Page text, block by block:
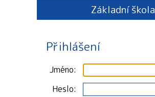
Základní škola
Přihlášení
Jméno
Heslo